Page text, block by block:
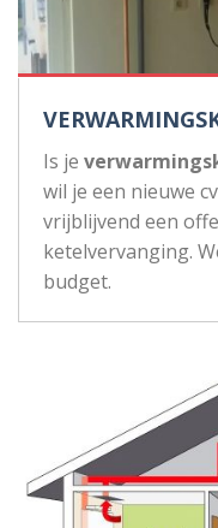
Is je
wil je een nieuwe
vrijblijvend een
ketelvervanging.
budget.